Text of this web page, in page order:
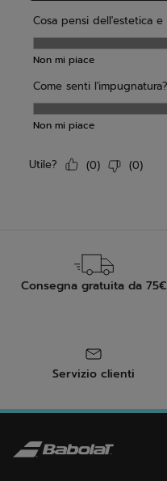
Consegna gratuita da 75€
Servizio clienti